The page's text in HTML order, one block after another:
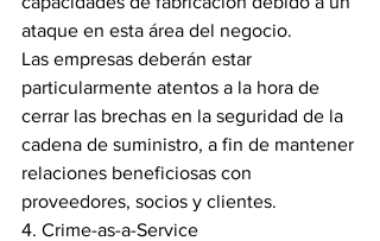
ataque en esta área del negocio.
Las empresas deberán estar
particularmente atentos a la hora de
cerrar las brechas en la seguridad de la
cadena de suministro, a fin de mantener
relaciones beneficiosas con
proveedores, socios y clientes.
4. Crime-as-a-Service